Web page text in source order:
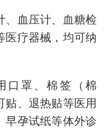
、血压计、血糖检
医疗器械，均可纳
口罩、棉签（棉
贴、退热贴等医用
早孕试纸等体外诊